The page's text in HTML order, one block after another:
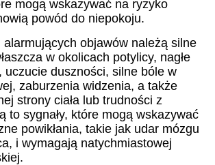
mogą wskazywać na ryzyko
powód do niepokoju.
alarmujących objawów należą silne
w okolicach potylicy, nagłe
uczucie duszności, silne bóle w
zaburzenia widzenia, a także
strony ciała lub trudności z
to sygnały, które mogą wskazywać
powikłania, takie jak udar mózgu
i wymagają natychmiastowej